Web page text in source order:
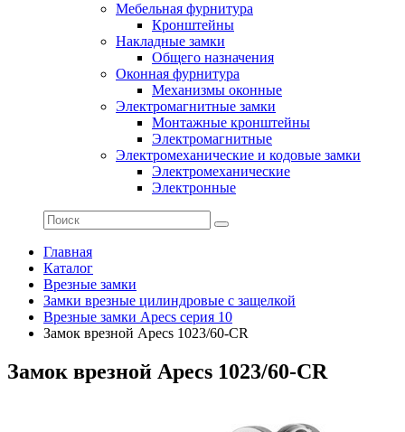
Мебельная фурнитура
Кронштейны
Накладные замки
Общего назначения
Оконная фурнитура
Механизмы оконные
Электромагнитные замки
Монтажные кронштейны
Электромагнитные
Электромеханические и кодовые замки
Электромеханические
Электронные
Главная
Каталог
Врезные замки
Замки врезные цилиндровые с защелкой
Врезные замки Apecs серия 10
Замок врезной Apecs 1023/60-CR
Замок врезной Apecs 1023/60-CR